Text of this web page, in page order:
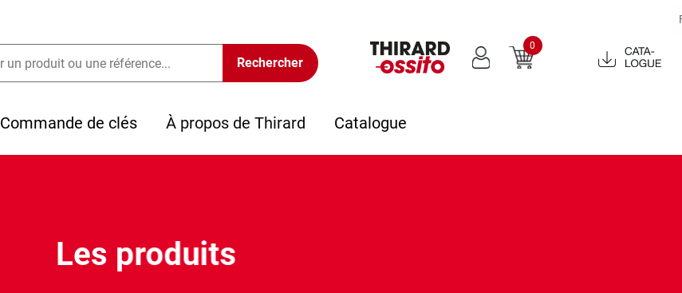
0
Catalogue
2022
Commande de clés À propos de Thirard Catalogue
Les produits